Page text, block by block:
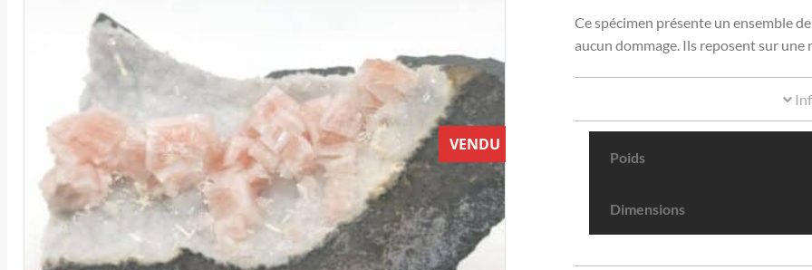
VENDU
Ce spécimen présente un ensemble
aucun dommage. Ils reposent sur
Poids
Dimensions